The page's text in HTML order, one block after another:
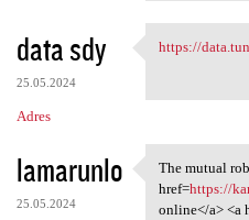
data sdy
25.05.2024
Adres
https://
https://
lamarunlo
25.05.2024
The mutual
The mutual
href=https://
online</a> <a